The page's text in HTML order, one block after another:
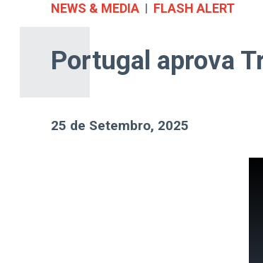
NEWS & MEDIA FLASH ALERT
Portugal aprova
25 de Setembro, 2025